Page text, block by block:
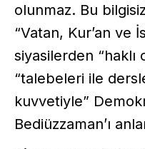
olunmaz. Bu
“Vatan, Kur’an ve
siyasilerden “haklı
“talebeleri ile
kuvvetiyle”
Bediüzzaman’ı